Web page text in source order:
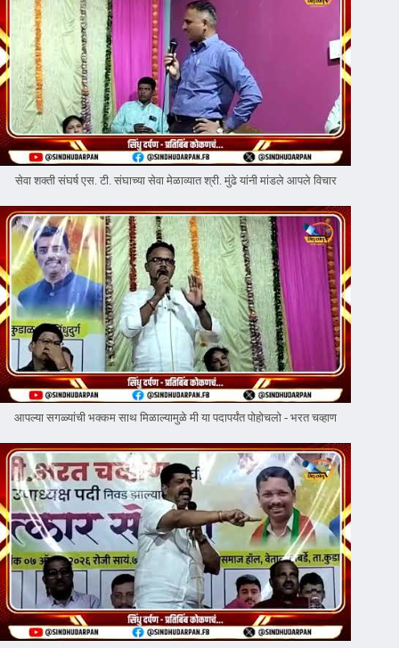
सेवा शक्ती संघर्ष एस. टी. संघाच्या सेवा मेळाव्यात श्री. मुंढे यांनी मांडले आपले विचार
आपल्या सगळ्यांची भक्कम साथ मिळाल्यामुळे मी या पदापर्यंत पोहोचलो - भरत चव्हाण